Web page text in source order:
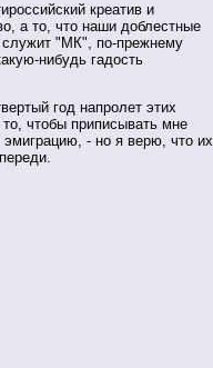
креатив и
а то, что наши доблестные
"МК", по-прежнему
нибудь гадость
год напролет этих
чтобы приписывать мне
эмиграцию, - но я верю, что их